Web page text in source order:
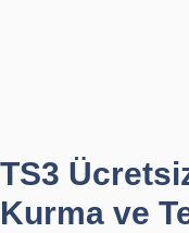
TS3
Kurma ve